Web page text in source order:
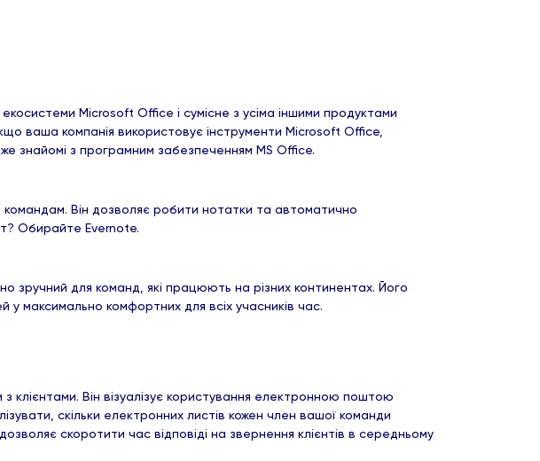
Microsoft Office і сумісне з усіма іншими продуктами
ваша компанія використовує інструменти Microsoft Office,
знайомі з програмним забезпеченням MS Office.
Він дозволяє робити нотатки та автоматично
Обирайте Evernote.
зручний для команд, які працюють на різних континентах. Його
у максимально комфортних для всіх учасників час.
Він візуалізує користування електронною поштою
скільки електронних листів кожен член вашої команди
скоротити час відповіді на звернення клієнтів в середньому